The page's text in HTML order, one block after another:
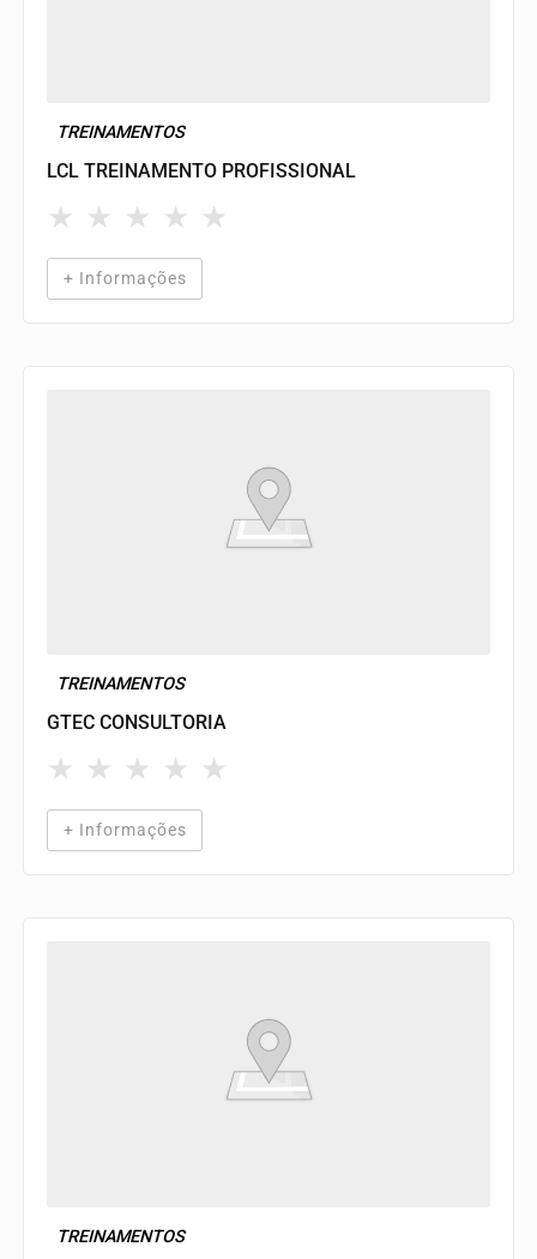
TREINAMENTOS
LCL TREINAMENTO PROFISSIONAL
★ ★ ★ ★ ★
+ Informações
TREINAMENTOS
GTEC CONSULTORIA
★ ★ ★ ★ ★
+ Informações
TREINAMENTOS